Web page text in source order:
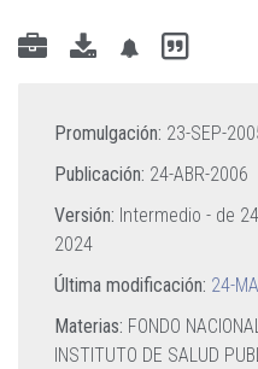
Promulgación: 23-SEP-
Publicación: 24-ABR-2006
Versión: Intermedio - de
2024
Última modificación: 24-
Materias: FONDO
INSTITUTO DE SALUD